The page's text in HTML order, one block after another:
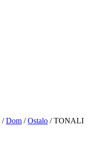
/Dom /Ostalo / TONALI